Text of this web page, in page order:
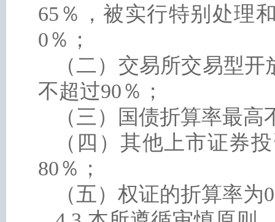
65％，被实行特别处理
0％；
（二）交易所交易型
不超过90％；
（三）国债折算率最高
（四）其他上市证券
80％；
（五）权证的折算率为